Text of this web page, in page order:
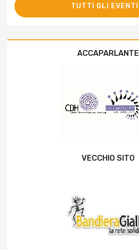
TUTTI GLI EVENTI
ACCAPARLANTE
VECCHIO SITO